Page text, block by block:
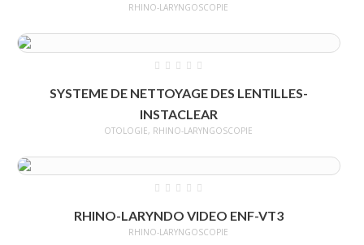
RHINO-LARYNGOSCOPIE
SYSTEME DE NETTOYAGE DES LENTILLES-
INSTACLEAR
OTOLOGIE, RHINO-LARYNGOSCOPIE
RHINO-LARYNDO VIDEO ENF-VT3
RHINO-LARYNGOSCOPIE